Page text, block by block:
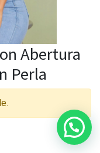
Abertura
Perla